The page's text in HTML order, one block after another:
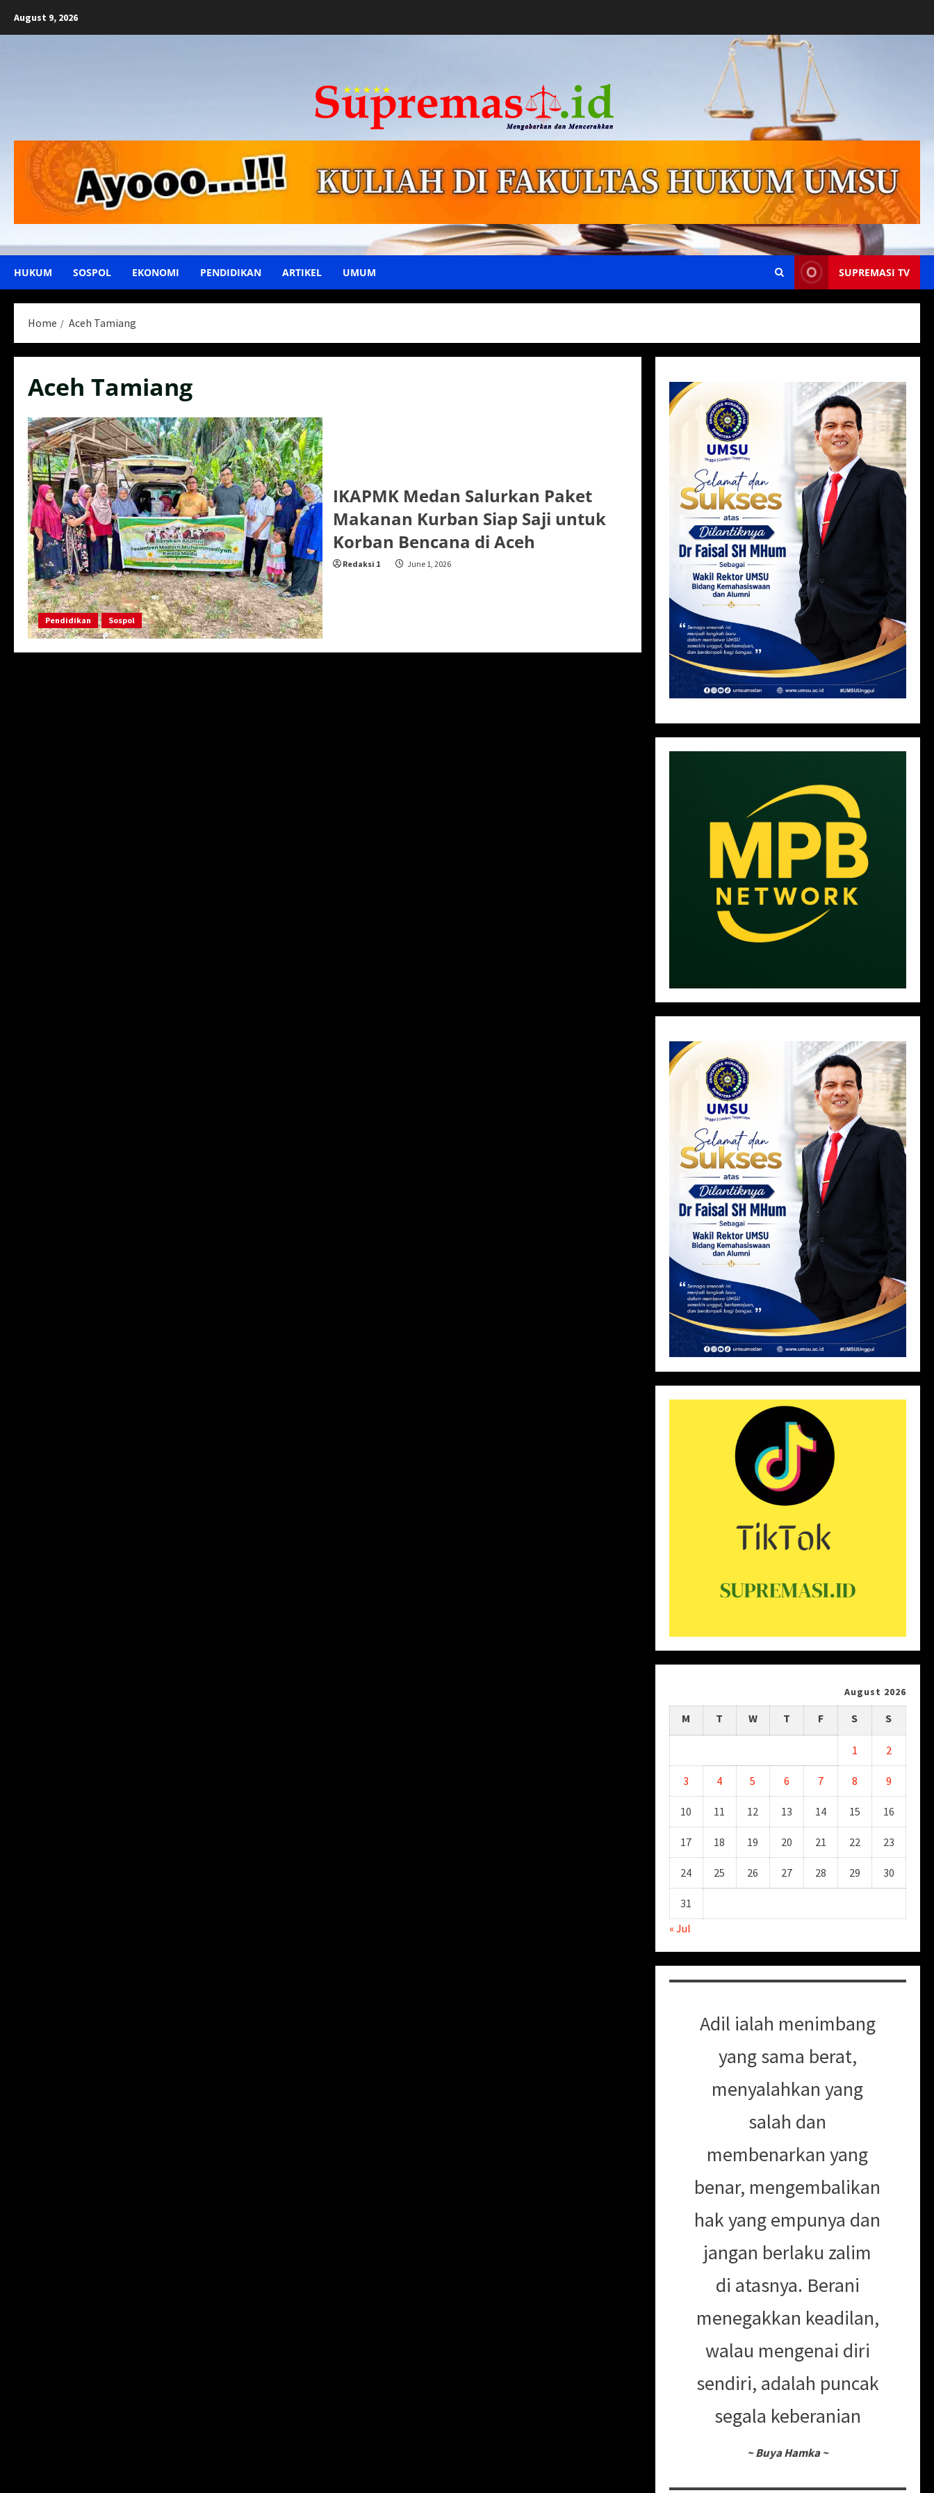
August 9, 2026
HUKUM SOSPOL EKONOMI PENDIDIKAN ARTIKEL UMUM SUPREMASI TV
Home Aceh Tamiang
Aceh Tamiang
Pendidikan Sospol
IKAPMK Medan Salurkan Paket
Makanan Kurban Siap Saji untuk
Korban Bencana di Aceh
Redaksi 1 June 1, 2026
August 2026
M T W T F S S
1 2
3 4 5 6 7 8 9
10 11 12 13 14 15 16
17 18 19 20 21 22 23
24 25 26 27 28 29 30
31
« Jul
Adil ialah menimbang
yang sama berat,
menyalahkan yang
salah dan
membenarkan yang
benar, mengembalikan
hak yang empunya dan
jangan berlaku zalim
di atasnya. Berani
menegakkan keadilan,
walau mengenai diri
sendiri, adalah puncak
segala keberanian
~Buya Hamka ~